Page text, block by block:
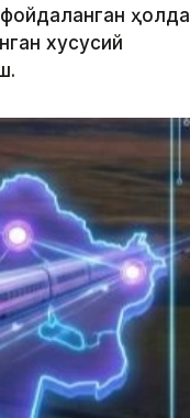
ҳолда
хусусий